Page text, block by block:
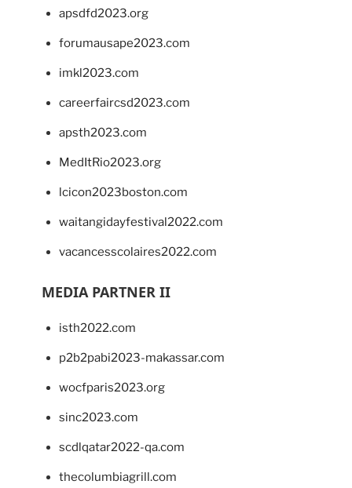
apsdfd2023.org
forumausape2023.com
imkl2023.com
careerfaircsd2023.com
apsth2023.com
MedItRio2023.org
lcicon2023boston.com
waitangidayfestival2022.com
vacancesscolaires2022.com
MEDIA PARTNER II
isth2022.com
p2b2pabi2023-makassar.com
wocfparis2023.org
sinc2023.com
scdlqatar2022-qa.com
thecolumbiagrill.com